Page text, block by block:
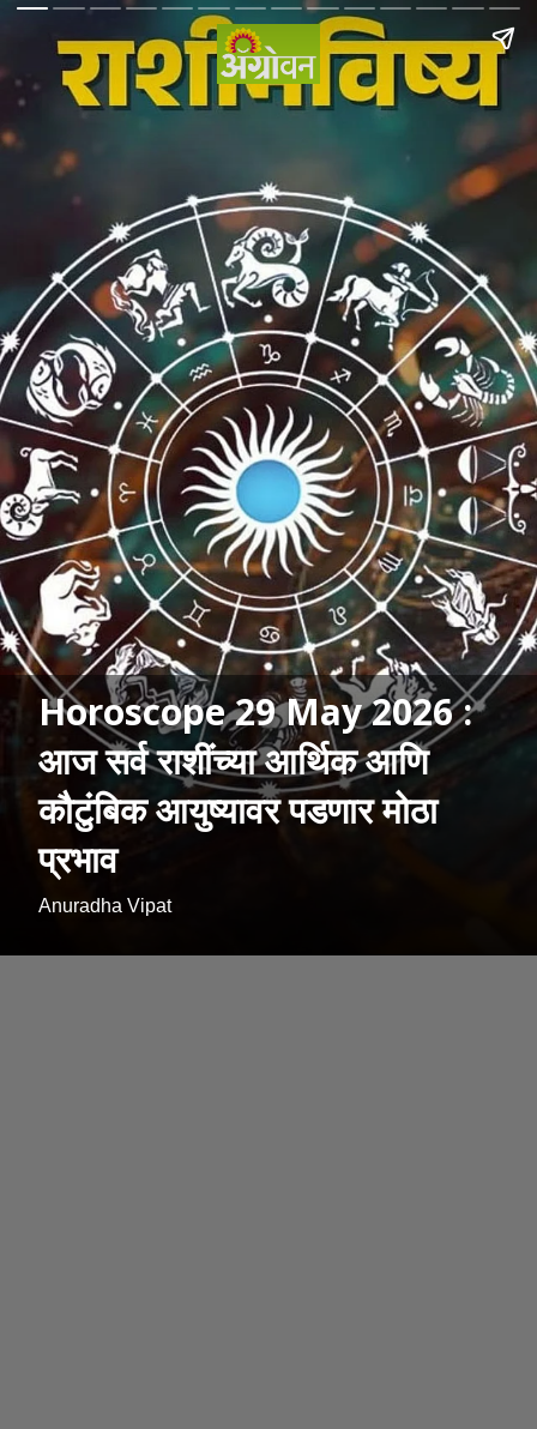
Horoscope 29 May 2026 :
आज सर्व राशींच्या आर्थिक आणि
कौटुंबिक आयुष्यावर पडणार मोठा
प्रभाव
Anuradha Vipat